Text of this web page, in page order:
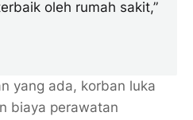
oleh rumah sakit,”
yang ada, korban luka
biaya perawatan